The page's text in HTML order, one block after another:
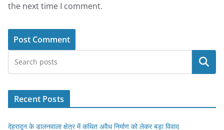
the next time I comment.
Search
Recent Posts
देहरादून के डालनवाला क्षेत्र में कथित अवैध निर्माण को लेकर बड़ा विवाद